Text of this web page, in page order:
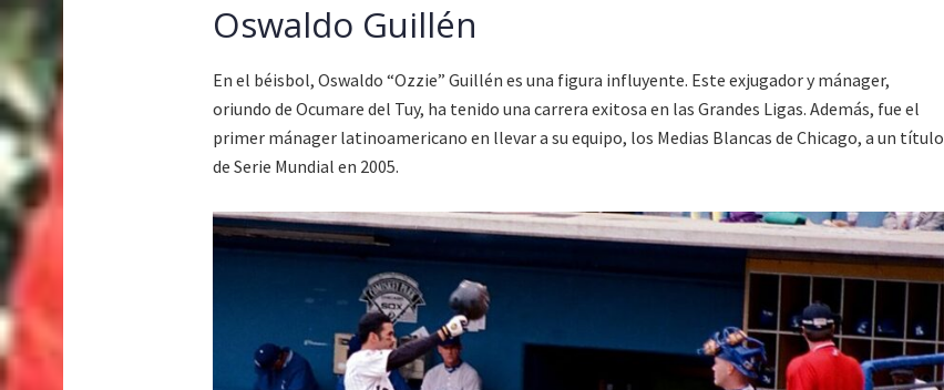
Oswaldo Guillén
En el béisbol, Oswaldo “Ozzie” Guillén es una figura influyente. Este exjugador y mánager,
oriundo de Ocumare del Tuy, ha tenido una carrera exitosa en las Grandes Ligas. Además, fue el
primer mánager latinoamericano en llevar a su equipo, los Medias Blancas de Chicago, a un título
de Serie Mundial en 2005.